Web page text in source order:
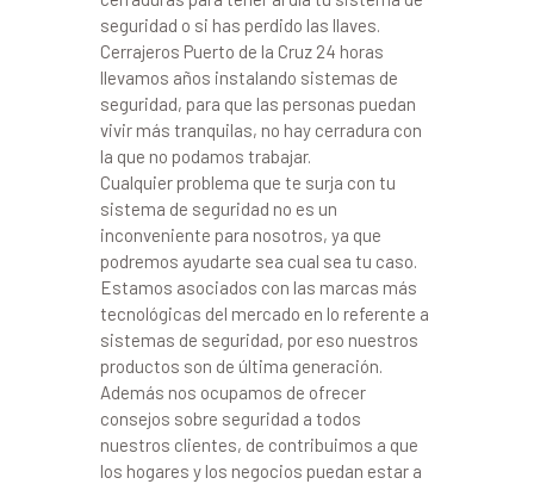
seguridad o si has perdido las llaves.
Cerrajeros Puerto de la Cruz 24 horas
llevamos años instalando sistemas de
seguridad, para que las personas puedan
vivir más tranquilas, no hay cerradura con
la que no podamos trabajar.
Cualquier problema que te surja con tu
sistema de seguridad no es un
inconveniente para nosotros, ya que
podremos ayudarte sea cual sea tu caso.
Estamos asociados con las marcas más
tecnológicas del mercado en lo referente a
sistemas de seguridad, por eso nuestros
productos son de última generación.
Además nos ocupamos de ofrecer
consejos sobre seguridad a todos
nuestros clientes, de contribuimos a que
los hogares y los negocios puedan estar a